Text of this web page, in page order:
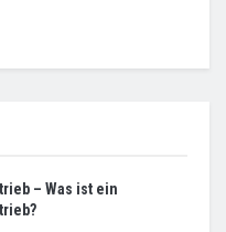
– Was ist ein